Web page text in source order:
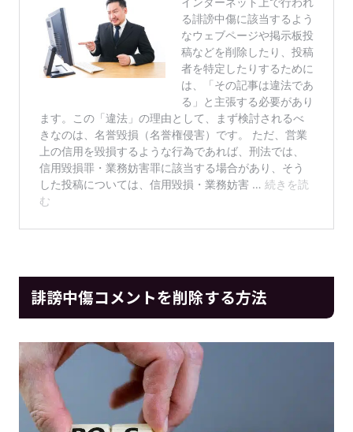
誹謗中傷コメントを削除する方法